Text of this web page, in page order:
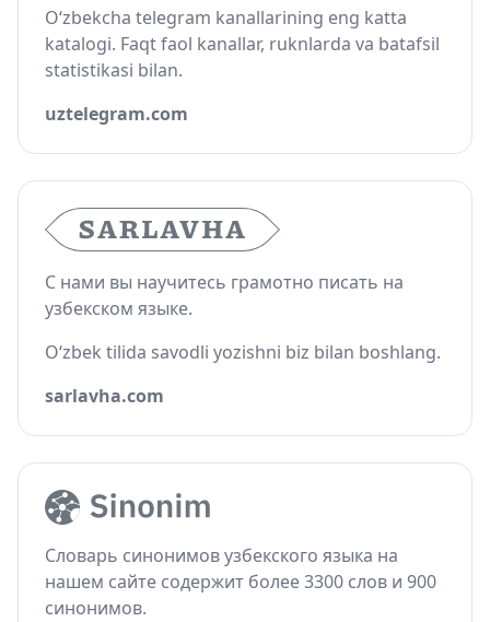
O‘zbekcha telegram kanallarining eng katta
katalogi. Faqt faol kanallar, ruknlarda va batafsil
statistikasi bilan.
uztelegram.com
С нами вы научитесь грамотно писать на
узбекском языке.
O‘zbek tilida savodli yozishni biz bilan boshlang.
sarlavha.com
Словарь синонимов узбекского языка на
нашем сайте содержит более 3300 слов и 900
синонимов.